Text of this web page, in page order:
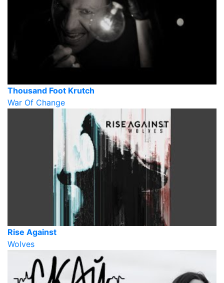
Thousand Foot Krutch
War Of Change
Rise Against
Wolves